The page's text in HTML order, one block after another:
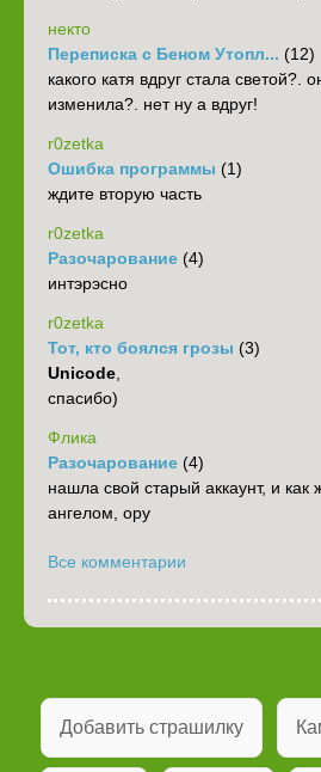
некто
Переписка с Беном Утопл... (12)
какого катя вдруг стала светой?.
изменила?. нет ну а вдруг!
r0zetka
Ошибка программы (1)
ждите вторую часть
r0zetka
Разочарование (4)
интэрэсно
r0zetka
Тот, кто боялся грозы (3)
Unicode
спасибо)
Флика
Разочарование (4)
нашла свой старый аккаунт, и как
ангелом, ору
Все комментарии
Добавить страшилку